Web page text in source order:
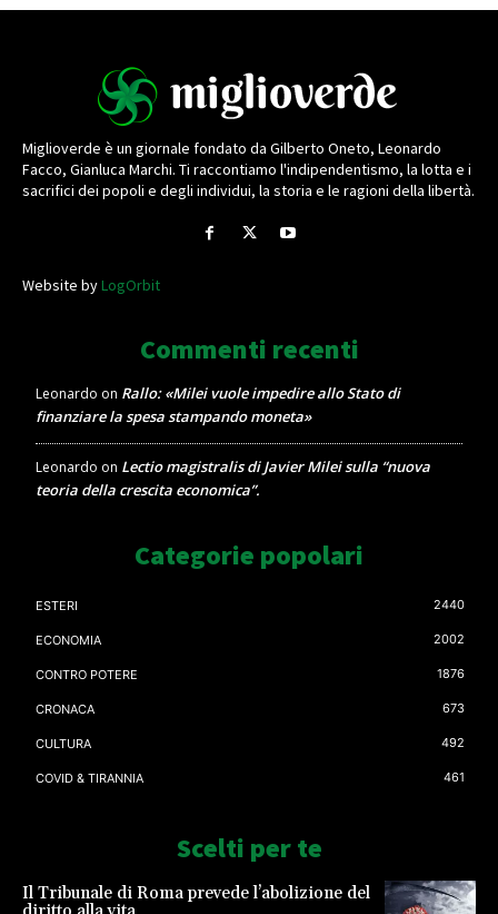
Miglioverde è un giornale fondato da Gilberto Oneto, Leonardo
Facco, Gianluca Marchi. Ti raccontiamo l'indipendentismo, la lotta e i
sacrifici dei popoli e degli individui, la storia e le ragioni della libertà.
Website byLogOrbit
Commenti recenti
Leonardo on Rallo: «Milei vuole impedire allo Stato di
finanziare la spesa stampando moneta»
Leonardo on Lectio magistralis di Javier Milei sulla “nuova
teoria della crescita economica”.
Categorie popolari
ESTERI 2440
ECONOMIA 2002
CONTRO POTERE 1876
CRONACA 673
CULTURA 492
COVID & TIRANNIA 461
Scelti per te
Il Tribunale di Roma prevede l’abolizione del